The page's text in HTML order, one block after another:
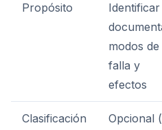
Propósito
modos de
falla y
efectos
Clasificación
Opcional